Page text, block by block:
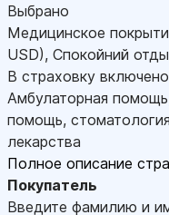
Выбрано
Медицинское
USD), Спокойний
В страховку
Амбулаторная
помощь,
лекарства
Полное описание
Покупатель
Введите фамилию и